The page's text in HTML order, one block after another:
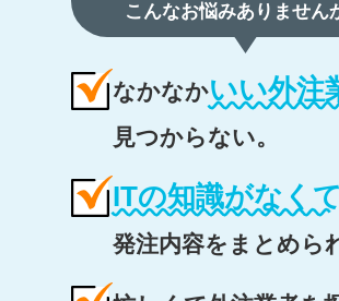
こんなお悩みありません
なかなかいい外注
見つからない。
ITの知識がなくて
発注内容をまとめら